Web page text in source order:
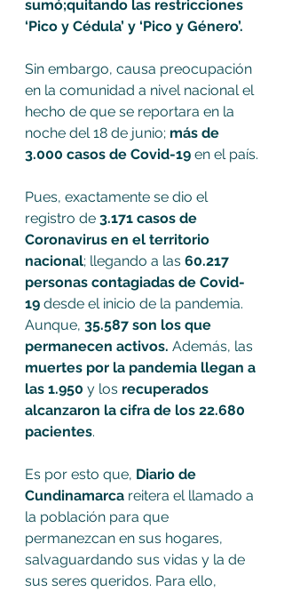
sumó;quitando las restricciones
‘Pico y Cédula’ y ‘Pico y Género’.
Sin embargo, causa preocupación
en la comunidad a nivel nacional el
hecho de que se reportara en la
noche del 18 de junio; más de
3.000 casos de Covid-19 en el país.
Pues, exactamente se dio el
registro de 3.171 casos de
Coronavirus en el territorio
nacional; llegando a las 60.217
personas contagiadas de Covid-
19 desde el inicio de la pandemia.
Aunque, 35.587 son los que
permanecen activos. Además, las
muertes por la pandemia llegan a
las 1.950 y los recuperados
alcanzaron la cifra de los 22.680
pacientes.
Es por esto que, Diario de
Cundinamarca reitera el llamado a
la población para que
permanezcan en sus hogares,
salvaguardando sus vidas y la de
sus seres queridos. Para ello,